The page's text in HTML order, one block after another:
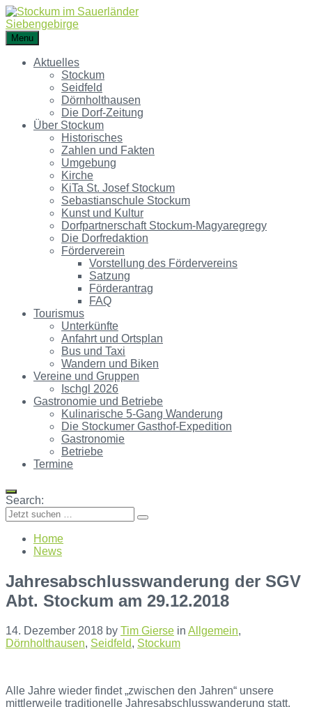
Menu
Aktuelles
Stockum
Seidfeld
Dörnholthausen
Die Dorf-Zeitung
Über Stockum
Historisches
Zahlen und Fakten
Umgebung
Kirche
KiTa St. Josef Stockum
Sebastianschule Stockum
Kunst und Kultur
Dorfpartnerschaft Stockum-Magyaregregy
Die Dorfredaktion
Förderverein
Vorstellung des Fördervereins
Satzung
Förderantrag
FAQ
Tourismus
Unterkünfte
Anfahrt und Ortsplan
Bus und Taxi
Wandern und Biken
Vereine und Gruppen
Ischgl 2026
Gastronomie und Betriebe
Kulinarische 5-Gang Wanderung
Die Stockumer Gasthof-Expedition
Gastronomie
Betriebe
Termine
Search:
Home
News
Jahresabschlusswanderung der SGV
Abt. Stockum am 29.12.2018
14. Dezember 2018 by Tim Gierse in Allgemein,
Dörnholthausen, Seidfeld, Stockum
Alle Jahre wieder findet „zwischen den Jahren“ unsere
mittlerweile traditionelle Jahresabschlusswanderung statt.